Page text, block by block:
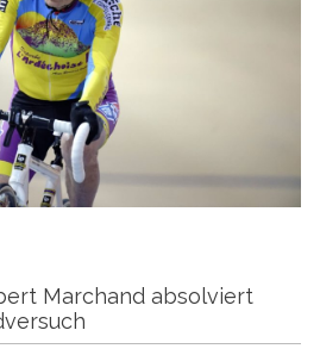
Marchand absolviert